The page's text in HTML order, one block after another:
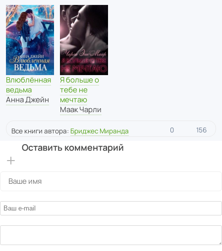
Влюблённая
ведьма
Анна Джейн
Я больше о
тебе не
мечтаю
Маак Чарли
Все книги автора: Бриджес Миранда 0 156
Оставить комментарий